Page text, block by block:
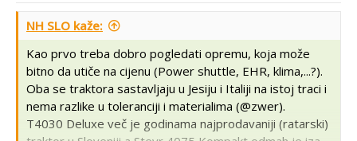
NH SLO kaže:
Kao prvo treba dobro pogledati opremu, koja može
bitno da utiče na cijenu (Power shuttle, EHR, klima,...?).
Oba se traktora sastavljaju u Jesiju i Italiji na istoj traci i
nema razlike u toleranciji i materialima (@zwer).
T4030 Deluxe več je godinama najprodavaniji (ratarski)